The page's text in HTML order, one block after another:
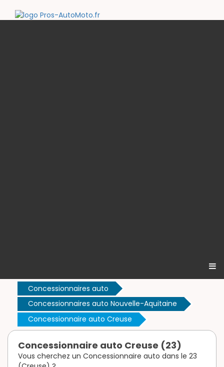
Concessionnaires auto
Concessionnaires auto Nouvelle-Aquitaine
Concessionnaire auto Creuse
Concessionnaire auto Creuse (23)
Vous cherchez un Concessionnaire auto dans le 23